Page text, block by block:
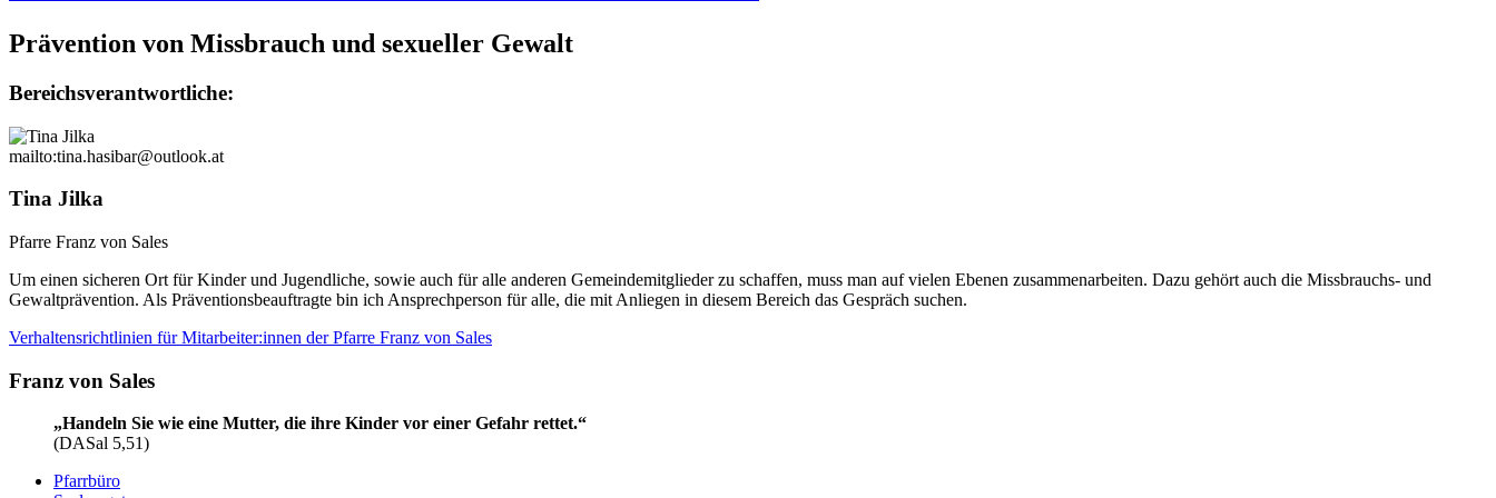
Prävention von Missbrauch und sexueller Gewalt
Bereichsverantwortliche:
mailto:tina.hasibar@outlook.at
Tina Jilka
Pfarre Franz von Sales
Um einen sicheren Ort für Kinder und Jugendliche, sowie auch für alle anderen Gemeindemitglieder zu schaffen, muss man auf vielen Ebenen zusammenarbeiten. Dazu gehört auch die Missbrauchs- und
Gewaltprävention. Als Präventionsbeauftragte bin ich Ansprechperson für alle, die mit Anliegen in diesem Bereich das Gespräch suchen.
Verhaltensrichtlinien für Mitarbeiter:innen der Pfarre Franz von Sales
Franz von Sales
„Handeln Sie wie eine Mutter, die ihre Kinder vor einer Gefahr rettet.“
(DASal 5,51)
Pfarrbüro